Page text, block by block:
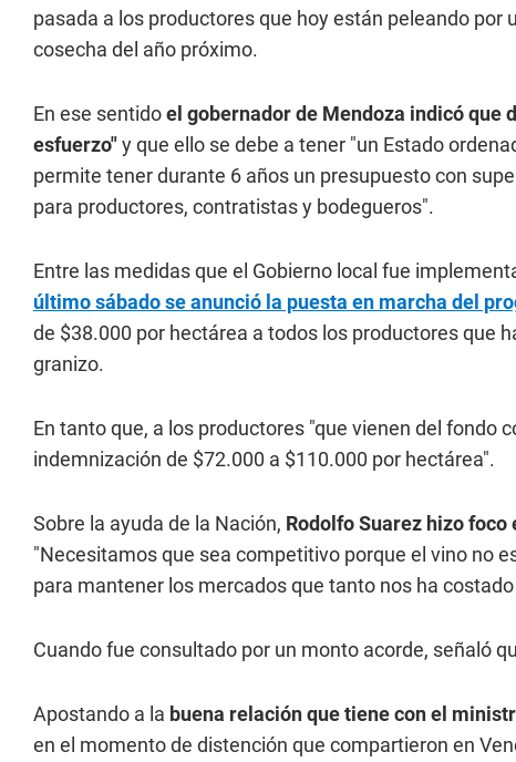
pasada a los productores que hoy están peleando por
cosecha del año próximo.
En ese sentidoel gobernador de Mendoza indicó que
esfuerzo"y que ello se debe a tener "un Estado
permite tener durante 6 años un presupuesto con
para productores, contratistas y bodegueros".
Entre las medidas que el Gobierno local fue
último sábado se anunció la puesta en marcha del
de $38.000 por hectárea a todos los productores que
granizo.
En tanto que, a los productores "que vienen del fondo
indemnización de $72.000 a $110.000 por hectárea".
Sobre la ayuda de la Nación, Rodolfo Suarez hizo
"Necesitamos que sea competitivo porque el vino no
para mantener los mercados que tanto nos ha
Cuando fue consultado por un monto acorde, señaló
Apostando a la buena relación que tiene con el
en el momento de distención que compartieron en